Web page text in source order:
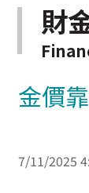
財
金價
7/11/2025